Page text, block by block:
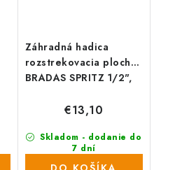
Záhradná hadica
rozstrekovacia plochá
BRADAS SPRITZ 1/2",
Skladom - dodanie do
7 dní
(579 ks)
€13,10